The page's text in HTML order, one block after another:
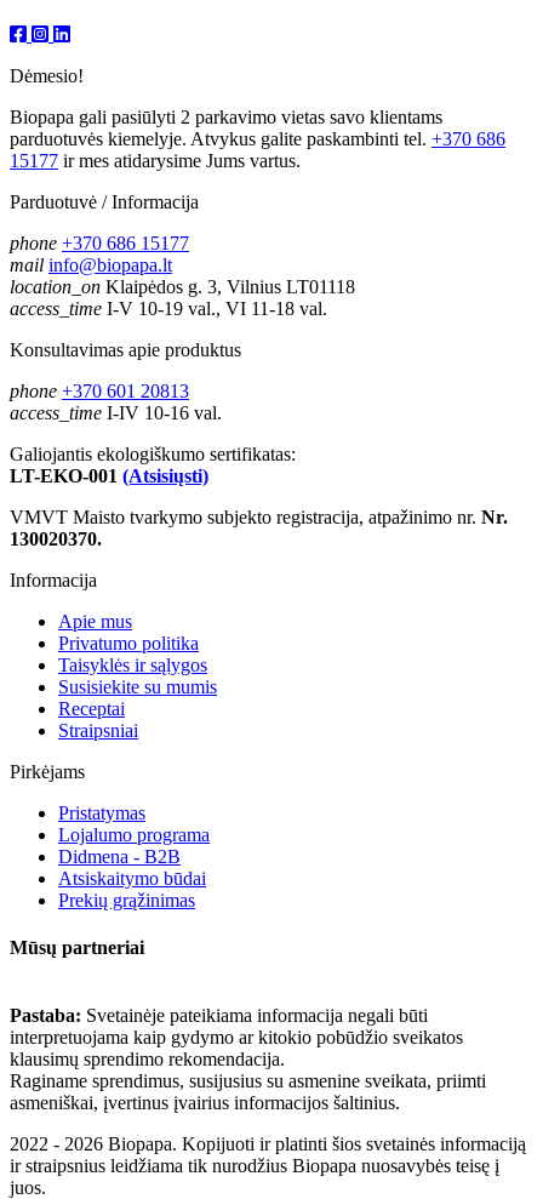
Dėmesio!
Biopapa gali pasiūlyti 2 parkavimo vietas savo klientams
parduotuvės kiemelyje. Atvykus galite paskambinti tel. +370 686
15177 ir mes atidarysime Jums vartus.
Parduotuvė / Informacija
phone +370 686 15177
mail info@biopapa.lt
location_on Klaipėdos g. 3, Vilnius LT01118
access_time I-V 10-19 val., VI 11-18 val.
Konsultavimas apie produktus
phone +370 601 20813
access_time I-IV 10-16 val.
Galiojantis ekologiškumo sertifikatas:
LT-EKO-001 (Atsisiųsti)
VMVT Maisto tvarkymo subjekto registracija, atpažinimo nr. Nr.
130020370.
Informacija
Apie mus
Privatumo politika
Taisyklės ir sąlygos
Susisiekite su mumis
Receptai
Straipsniai
Pirkėjams
Pristatymas
Lojalumo programa
Didmena - B2B
Atsiskaitymo būdai
Prekių grąžinimas
Mūsų partneriai
Pastaba: Svetainėje pateikiama informacija negali būti
interpretuojama kaip gydymo ar kitokio pobūdžio sveikatos
klausimų sprendimo rekomendacija.
Raginame sprendimus, susijusius su asmenine sveikata, priimti
asmeniškai, įvertinus įvairius informacijos šaltinius.
2022 - 2026 Biopapa. Kopijuoti ir platinti šios svetainės informaciją
ir straipsnius leidžiama tik nurodžius Biopapa nuosavybės teisę į
juos.